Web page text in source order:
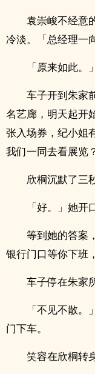
袁崇峻不经意
冷淡。「总经理一
「原来如此。
车子开到朱家
名艺廊，明天起开
张入场券，纪小姐
我们一同去看展览
欣桐沉默了三
「好。」她开
等到她的答案
银行门口等你下班
车子停在朱家
「不见不散
门下车。
笑容在欣桐转